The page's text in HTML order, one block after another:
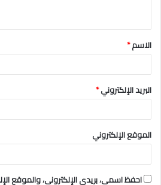
ق
*
الاسم*
البريد الإلكتروني*
الموقع الإلكتروني
احفظ اسمي، بريدي الإلكتروني، والموقع